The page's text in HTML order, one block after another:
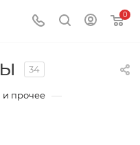
0
34
прочее —